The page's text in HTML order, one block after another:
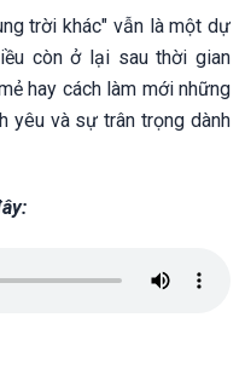
trời khác" vẫn là một dự
còn ở lại sau thời gian
hay cách làm mới những
yêu và sự trân trọng dành